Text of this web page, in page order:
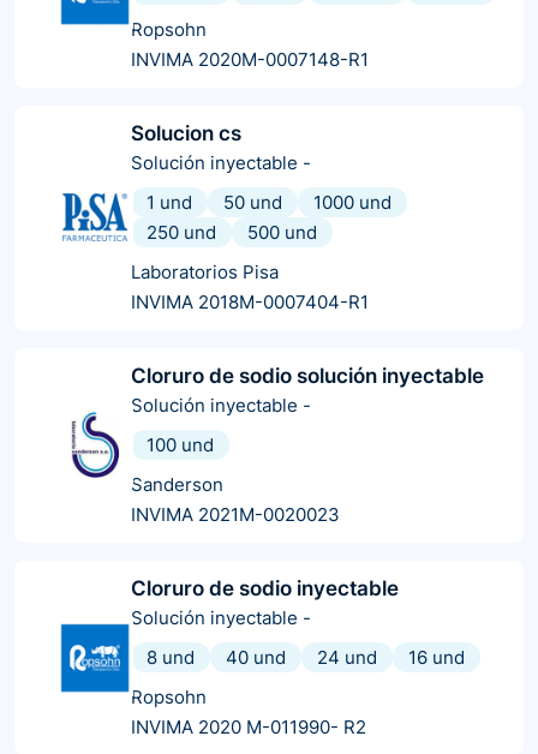
Ropsohn
INVIMA 2020M-0007148-R1
Solucion cs
Solución inyectable -
1 und
50 und
1000 und
250 und
500 und
Laboratorios Pisa
INVIMA 2018M-0007404-R1
Cloruro de sodio solución inyectable
Solución inyectable -
100 und
Sanderson
INVIMA 2021M-0020023
Cloruro de sodio inyectable
Solución inyectable -
8 und
40 und 24 und
16 und
Ropsohn
INVIMA 2020 M-011990- R2